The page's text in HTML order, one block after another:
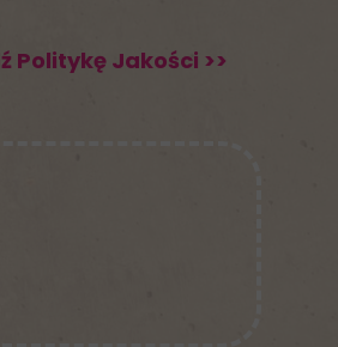
Politykę Jakości >>